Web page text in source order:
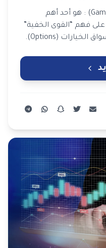
الجاما اكسبوجر (Gamma Exposure) : هو أحد أهم
على فهم “القوى الخفية”
التي تحرك السوق، خاصة في أسواق الخيارات (Options).